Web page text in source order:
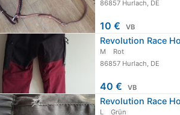
86857 Hurlach, DE
10 € VB
M
Rot
86857 Hurlach, DE
40 € VB
L
Grün